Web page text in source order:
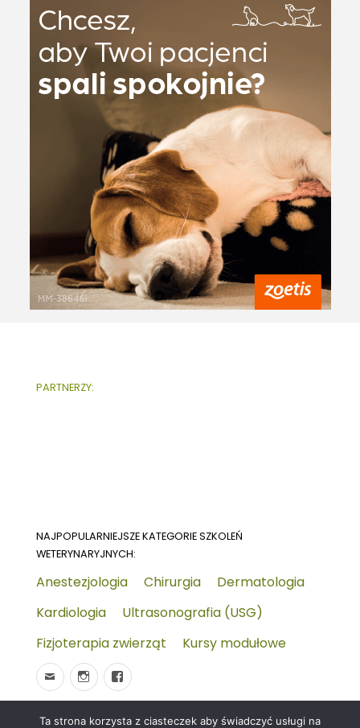
PARTNERZY:
NAJPOPULARNIEJSZE KATEGORIE SZKOLEŃ
WETERYNARYJNYCH:
Anestezjologia Chirurgia
Dermatologia
Kardiologia
Ultrasonografia (USG)
Fizjoterapia zwierząt
Kursy modułowe
Ta strona korzysta z ciasteczek aby świadczyć usługi na